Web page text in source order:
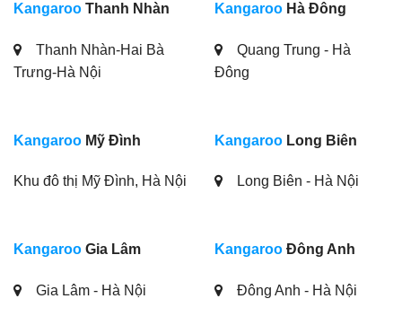
Kangaroo Thanh Nhàn
Thanh Nhàn-Hai Bà
Trưng-Hà Nội
Kangaroo Hà Đông
Quang Trung - Hà
Đông
Kangaroo Mỹ Đình
Khu đô thị Mỹ Đình, Hà Nội
Kangaroo Long Biên
Long Biên - Hà Nội
Kangaroo Gia Lâm
Gia Lâm - Hà Nội
Kangaroo Đông Anh
Đông Anh - Hà Nội